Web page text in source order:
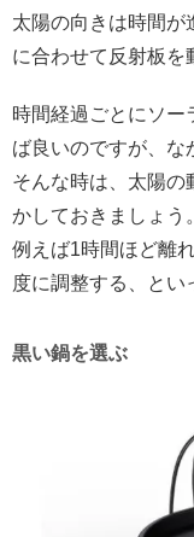
太陽の向きは時間が
に合わせて反射板を
時間経過ごとにソー
ば良いのですが、な
そんな時は、太陽の
かしておきましょう。
例えば1時間ほど離
度に調整する、とい
黒い鍋を選ぶ